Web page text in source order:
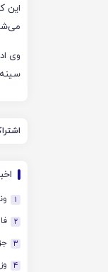
این
وی
1
2
3
4 وزارت